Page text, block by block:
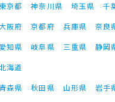
東京都 神奈川県 埼玉県 千
大阪府 京都府 兵庫県 奈良
愛知県 岐阜県 三重県
静岡
海道
青森県 秋田県 山形県 岩手